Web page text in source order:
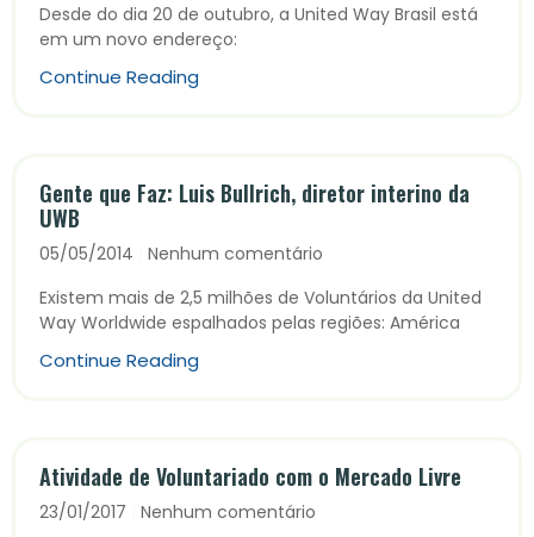
Desde do dia 20 de outubro, a United Way Brasil está
em um novo endereço:
Continue Reading
Gente que Faz: Luis Bullrich, diretor interino da
UWB
05/05/2014
Nenhum comentário
Existem mais de 2,5 milhões de Voluntários da United
Way Worldwide espalhados pelas regiões: América
Continue Reading
Atividade de Voluntariado com o Mercado Livre
23/01/2017
Nenhum comentário